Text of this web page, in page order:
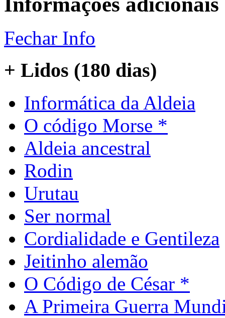
Fechar Info
+ Lidos (180 dias)
Informática da Aldeia
O código Morse *
Aldeia ancestral
Rodin
Urutau
Ser normal
Cordialidade e Gentileza
Jeitinho alemão
O Código de César *
A Primeira Guerra